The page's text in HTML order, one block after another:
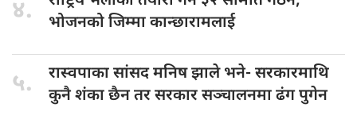
४.
भोजनको जिम्मा कान्छारामलाई
५. रास्वपाका सांसदमनिष झाले भने- सरकारमाथि
कुनै शंका छैन तर सरकार सञ्चालनमा ढंग पुगेन